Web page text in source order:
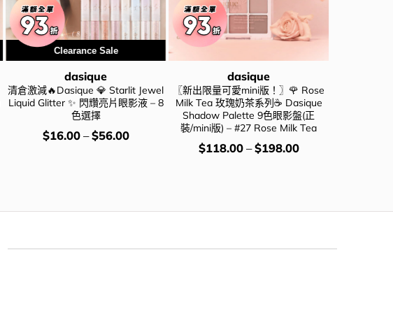
Clearance Sale
dasique
清倉激減🔥Dasique 💎 Starlit Jewel
Liquid Glitter ✨ 閃𧹍亮片眼影液 – 8
色選擇
價
錢：
$16.00–$56.00
dasique
〖新出限量可愛mini版！〗🌹 Rose
Milk Tea 玫瑰奶茶系列☕ Dasique
Shadow Palette 9色眼影盤(正
裝/mini版) – #27 Rose Milk Tea
價
錢：
$118.00–$198.00